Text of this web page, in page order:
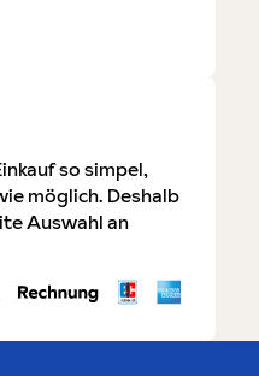
so simpel,
möglich. Deshalb
Auswahl an